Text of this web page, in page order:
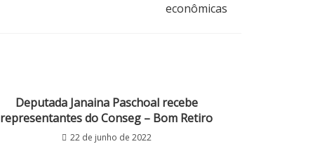
econômicas
Deputada Janaina Paschoal recebe
representantes do Conseg – Bom Retiro
22 de junho de 2022